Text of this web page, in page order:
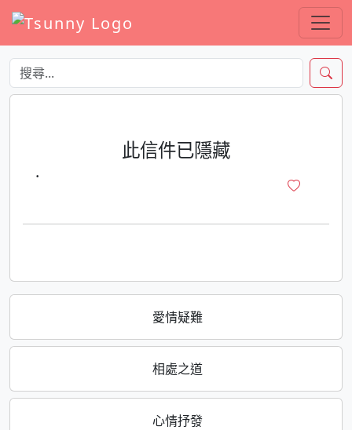
愛情疑難
相處之道
心情抒發
此信件已隱藏
·